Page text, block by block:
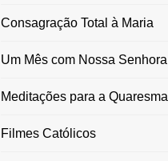
Consagração Total à Maria
Um Mês com Nossa Senhora
Meditações para a Quaresma
Filmes Católicos